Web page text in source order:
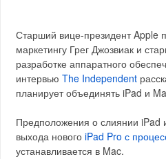
Старший вице-президент Apple
маркетингу Грег Джозвиак и
разработке аппаратного
интервьюThe Independent
планирует объединять iPad и
Предположения о слиянии iPad
выхода новогоiPad Pro с
устанавливается в Mac.